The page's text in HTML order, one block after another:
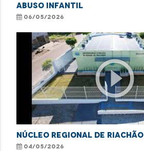
abuso infantil
06/05/2026
play_circle_outline
NÚCLEO REGIONAL DE RIACHÃO
04/05/2026